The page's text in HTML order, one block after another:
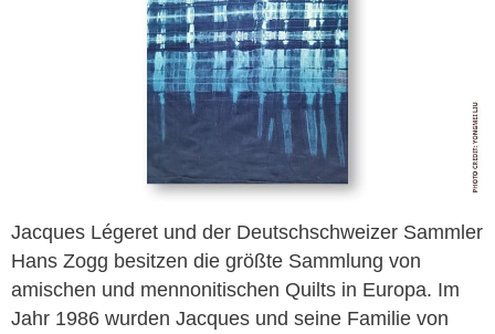
Jacques Légeret und der Deutschschweizer Sammler
Hans Zogg besitzen die größte Sammlung von
amischen und mennonitischen Quilts in Europa. Im
Jahr 1986 wurden Jacques und seine Familie von